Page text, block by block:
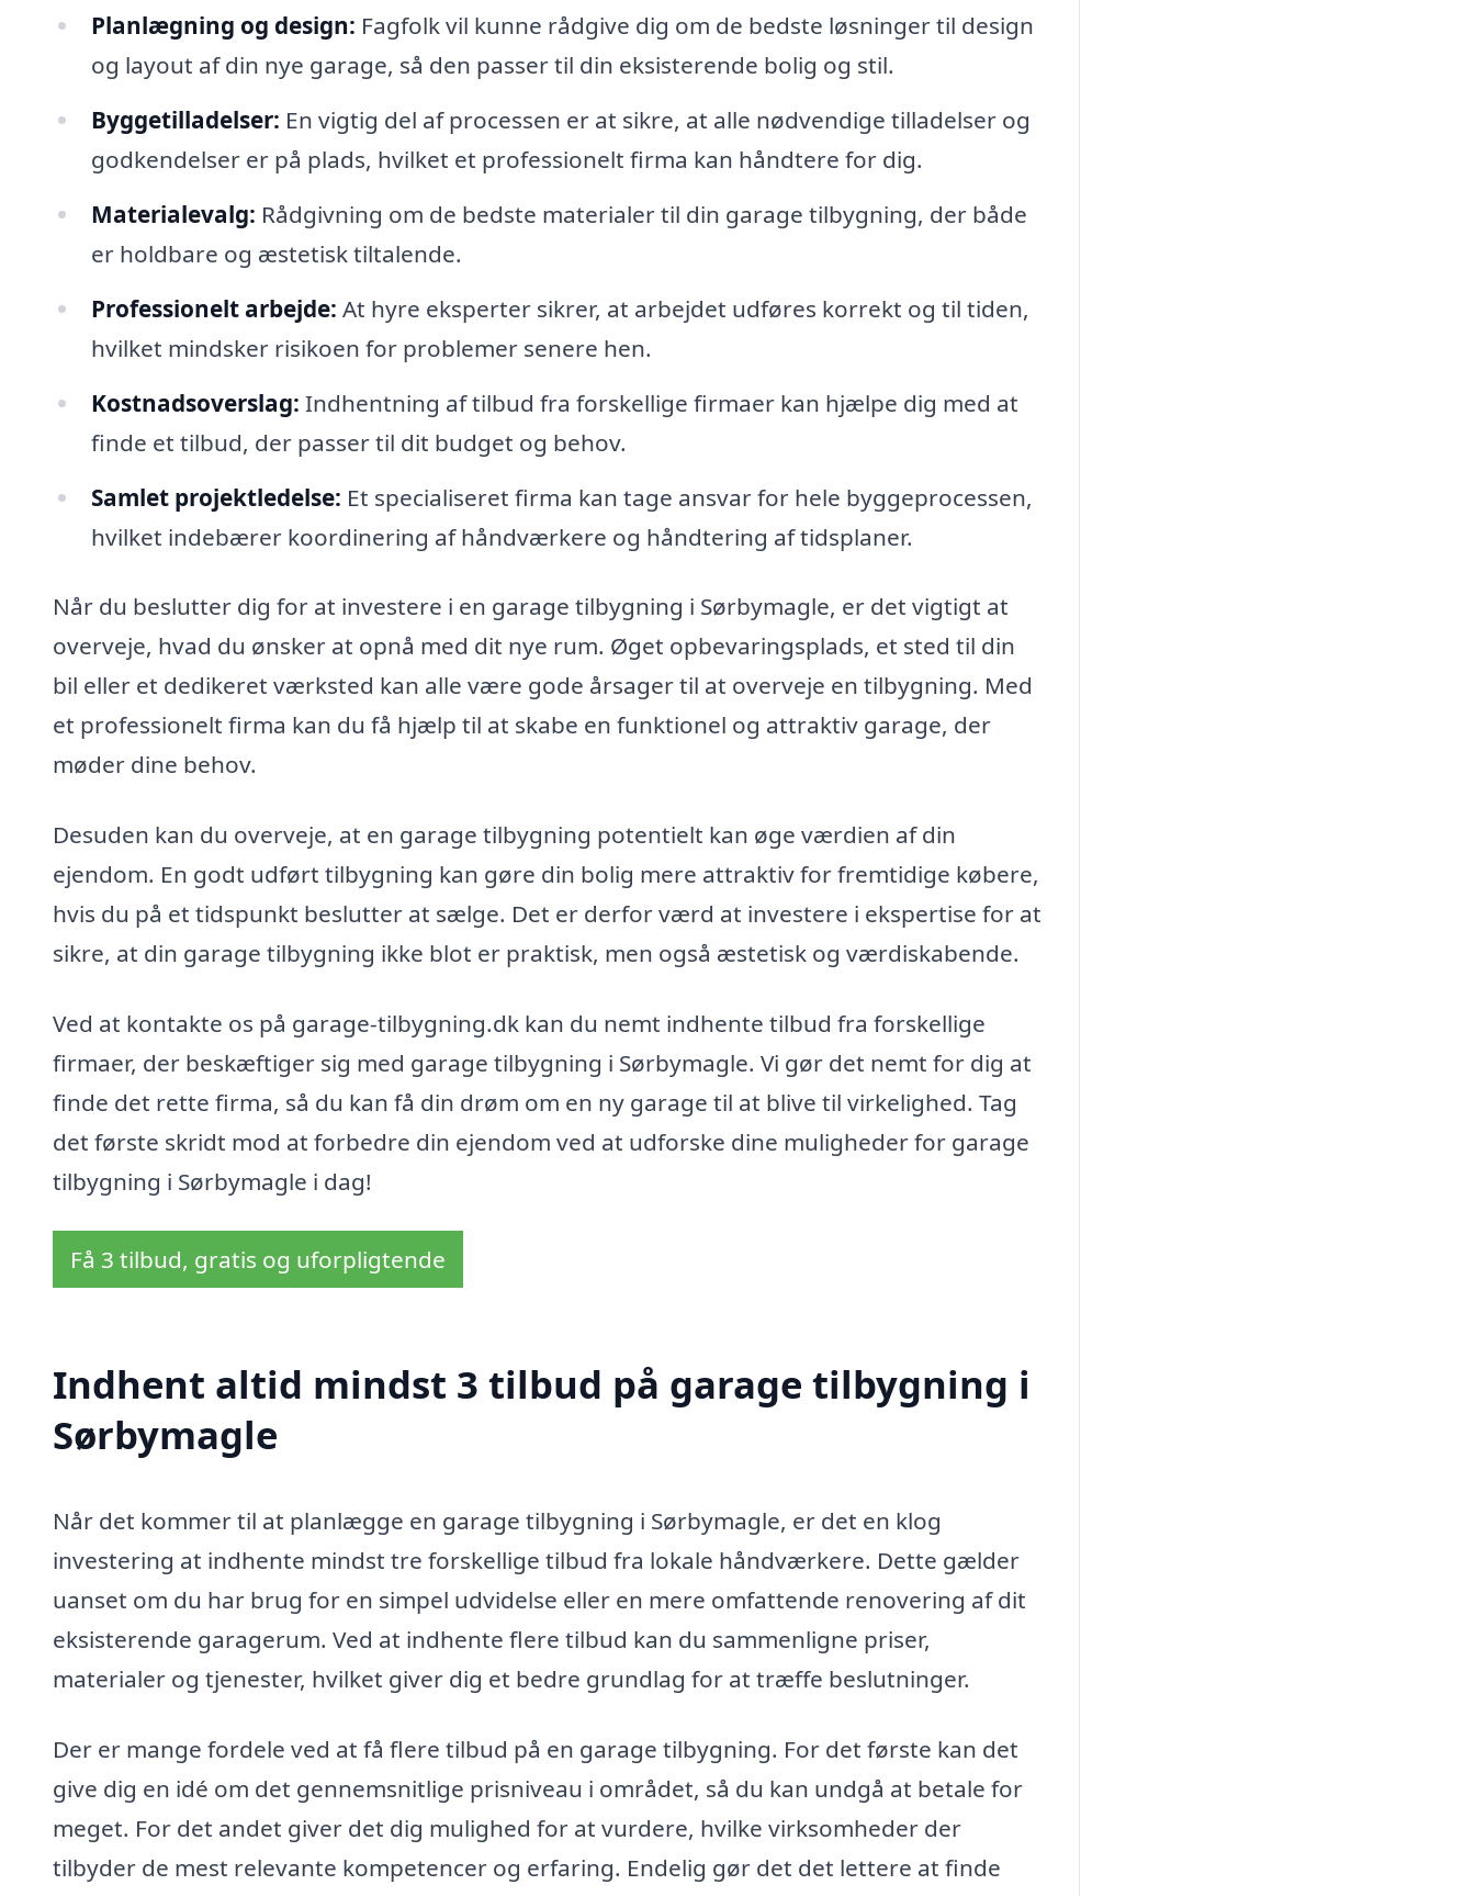
Planlægning og design: Fagfolk vil kunne rådgive dig om de bedste løsninger til design
og layout af din nye garage, så den passer til din eksisterende bolig og stil.
Byggetilladelser: En vigtig del af processen er at sikre, at alle nødvendige tilladelser og
godkendelser er på plads, hvilket et professionelt firma kan håndtere for dig.
Materialevalg: Rådgivning om de bedste materialer til din garage tilbygning, der både
er holdbare og æstetisk tiltalende.
Professionelt arbejde: At hyre eksperter sikrer, at arbejdet udføres korrekt og til tiden,
hvilket mindsker risikoen for problemer senere hen.
Kostnadsoverslag: Indhentning af tilbud fra forskellige firmaer kan hjælpe dig med at
finde et tilbud, der passer til dit budget og behov.
Samlet projektledelse: Et specialiseret firma kan tage ansvar for hele byggeprocessen,
hvilket indebærer koordinering af håndværkere og håndtering af tidsplaner.
Når du beslutter dig for at investere i en garage tilbygning i Sørbymagle, er det vigtigt at
overveje, hvad du ønsker at opnå med dit nye rum. Øget opbevaringsplads, et sted til din
bil eller et dedikeret værksted kan alle være gode årsager til at overveje en tilbygning. Med
et professionelt firma kan du få hjælp til at skabe en funktionel og attraktiv garage, der
møder dine behov.
Desuden kan du overveje, at en garage tilbygning potentielt kan øge værdien af din
ejendom. En godt udført tilbygning kan gøre din bolig mere attraktiv for fremtidige købere,
hvis du på et tidspunkt beslutter at sælge. Det er derfor værd at investere i ekspertise for at
sikre, at din garage tilbygning ikke blot er praktisk, men også æstetisk og værdiskabende.
Ved at kontakte os på garage-tilbygning.dk kan du nemt indhente tilbud fra forskellige
firmaer, der beskæftiger sig med garage tilbygning i Sørbymagle. Vi gør det nemt for dig at
finde det rette firma, så du kan få din drøm om en ny garage til at blive til virkelighed. Tag
det første skridt mod at forbedre din ejendom ved at udforske dine muligheder for garage
tilbygning i Sørbymagle i dag!
Få 3 tilbud, gratis og uforpligtende
Indhent altid mindst 3 tilbud på garage tilbygning i
Sørbymagle
Når det kommer til at planlægge en garage tilbygning i Sørbymagle, er det en klog
investering at indhente mindst tre forskellige tilbud fra lokale håndværkere. Dette gælder
uanset om du har brug for en simpel udvidelse eller en mere omfattende renovering af dit
eksisterende garagerum. Ved at indhente flere tilbud kan du sammenligne priser,
materialer og tjenester, hvilket giver dig et bedre grundlag for at træffe beslutninger.
Der er mange fordele ved at få flere tilbud på en garage tilbygning. For det første kan det
give dig en idé om det gennemsnitlige prisniveau i området, så du kan undgå at betale for
meget. For det andet giver det dig mulighed for at vurdere, hvilke virksomheder der
tilbyder de mest relevante kompetencer og erfaring. Endelig gør det det lettere at finde